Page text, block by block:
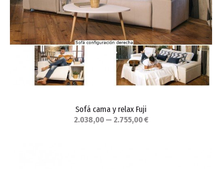
Sofá cama y relax Fuji
2.038,00 — 2.755,00 €